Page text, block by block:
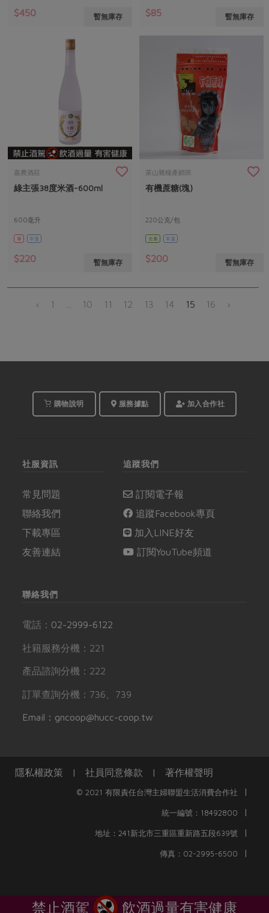
$450 暫無庫存 $85 暫無庫存
嘉農酒莊
綠主張38度米酒-600ml
600毫升
葷 常溫
$220 暫無庫存
茶山雜糧產銷班
有機蔗糖(塊)
220公克/包
全素 常溫
$200 暫無庫存
‹ 1 10 11 12 13 14 15 16 ›
禁止酒駕 飲酒過量有害健康
購物說明 服務據點 加入合作社
社服資訊
常見問題
聯絡我們
下載專區
友善連結
追蹤我們
訂閱電子報
追蹤Facebook專頁
加入LINE好友
訂閱YouTube頻道
聯絡我們
電話： 02-2999-6122
社籍服務分機：221
產品諮詢分機：222
訂單查詢分機：736、739
Email：gncoop@hucc-coop.tw
隱私權政策 | 社員同意條款 | 著作權聲明
© 2021 有限責任台灣主婦聯盟生活消費合作社 |
統一編號：18492800 |
地址：241新北市三重區重新路五段639號 |
傳真：02-2995-6500 |